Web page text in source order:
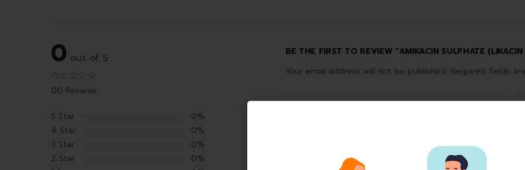
0 out of 5
00 Reviews
5 Star
0%
4 Star
0%
3 Star
0%
2 Star
0%
BE THE FIRST TO REVIEW “AMIKACIN SULPHATE
Your email address will not be published. Required fields